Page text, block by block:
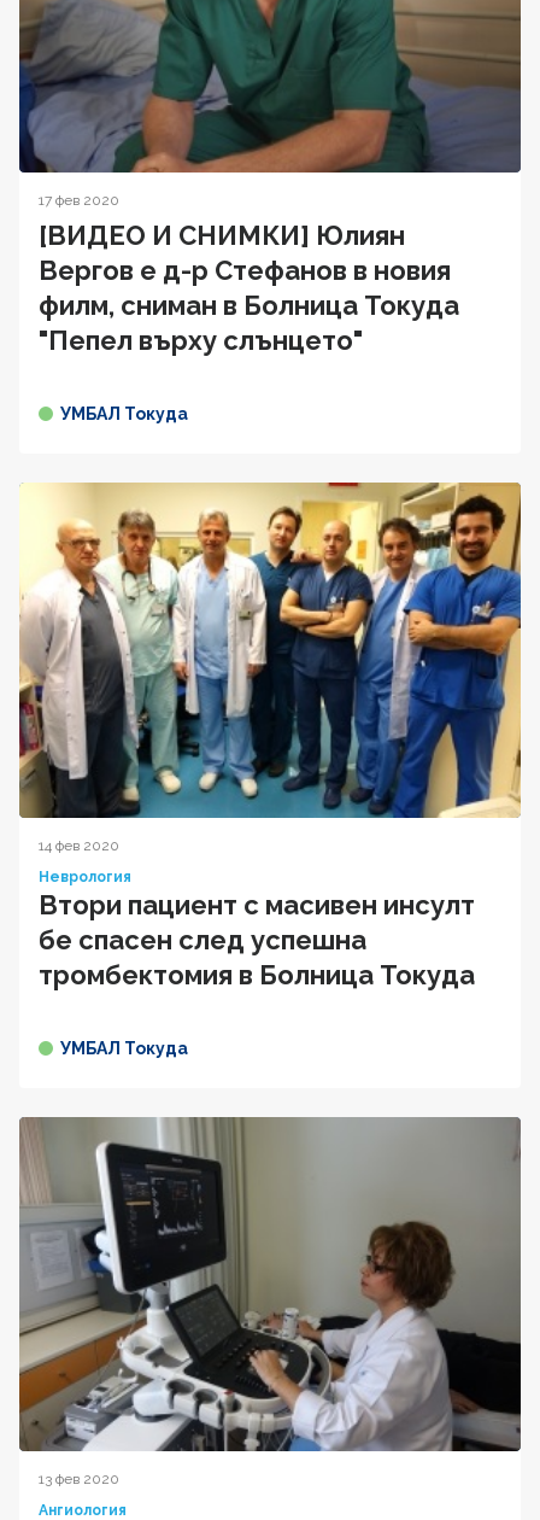
17 фев 2020
[ВИДЕО И СНИМКИ] Юлиян
Вергов е д-р Стефанов в новия
филм, сниман в Болница Токуда
"Пепел върху слънцето"
УМБАЛ Токуда
14 фев 2020
Неврология
Втори пациент с масивен инсулт
бе спасен след успешна
тромбектомия в Болница Токуда
УМБАЛ Токуда
13 фев 2020
Ангиология